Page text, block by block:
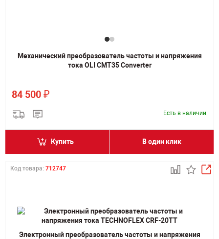
Механический преобразователь частоты и напряжения
тока OLI CMT35 Converter
84 500 ₽
Есть в наличии
Купить В один клик
Код товара: 712747
Электронный преобразователь частоты и напряжения